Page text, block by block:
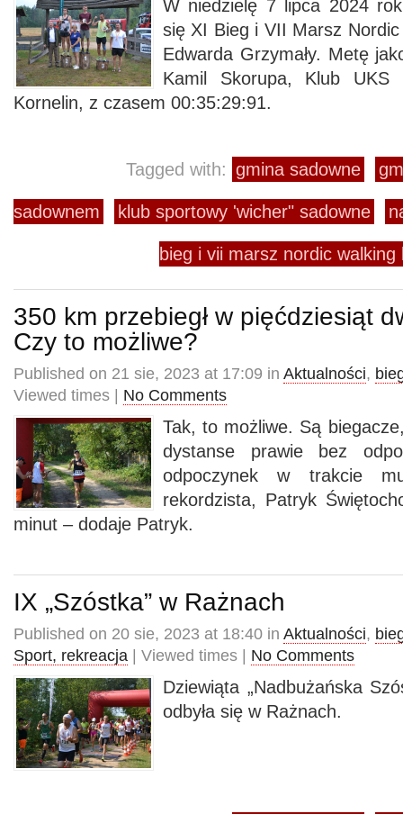
W niedzielę 7 lipca 2024
się XI Bieg i VII Marsz
Edwarda Grzymały. Metę
Kamil Skorupa, Klub UKS
Kornelin, z czasem 00:35:29:91.
Tagged with: gmina sadowne
sadownem klub sportowy 'wicher" sadowne
bieg i vii marsz nordic walking
350 km przebiegł w pięćdziesiąt
Czy to możliwe?
Published on 21 sie, 2023 at 17:09 in Aktualności,
Viewed times | No Comments
Tak, to możliwe. Są
dystanse prawie bez
odpoczynek w trakcie
rekordzista, Patryk
minut – dodaje Patryk.
IX „Szóstka” w Rażnach
Published on 20 sie, 2023 at 18:40 in Aktualności,
Sport, rekreacja | Viewed times | No Comments
Dziewiąta „Nadbużańska
odbyła się w Rażnach.